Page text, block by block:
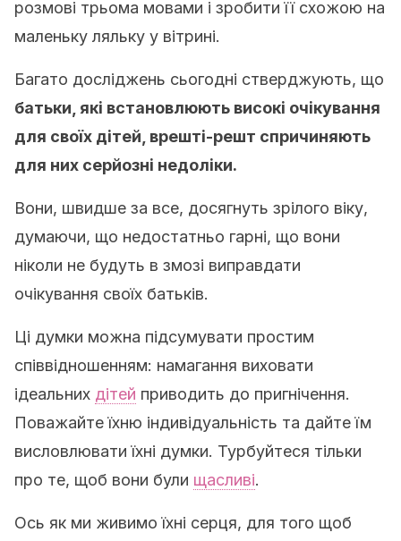
розмові трьома мовами і зробити її схожою на
маленьку ляльку у вітрині.
Багато досліджень сьогодні стверджують, що
батьки, які встановлюють високі очікування
для своїх дітей, врешті-решт спричиняють
для них серйозні недоліки.
Вони, швидше за все, досягнуть зрілого віку,
думаючи, що недостатньо гарні, що вони
ніколи не будуть в змозі виправдати
очікування своїх батьків.
Ці думки можна підсумувати простим
співвідношенням: намагання виховати
ідеальних дітей приводить до пригнічення.
Поважайте їхню індивідуальність та дайте їм
висловлювати їхні думки. Турбуйтеся тільки
про те, щоб вони були щасливі.
Ось як ми живимо їхні серця, для того щоб